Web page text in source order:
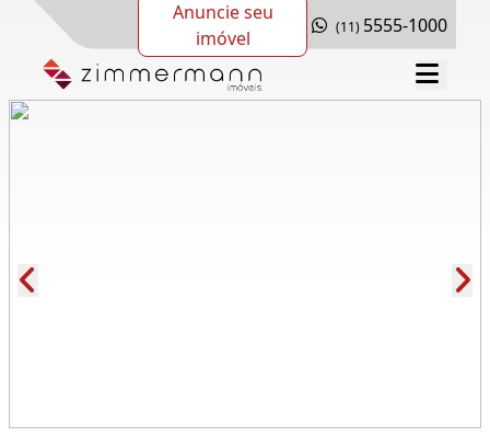
Anuncie seu
imóvel
(11) 5555-1000